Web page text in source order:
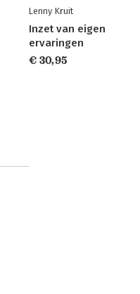
Lenny Kruit
Inzet van eigen
ervaringen
€ 30,95